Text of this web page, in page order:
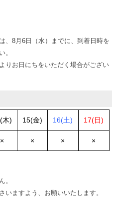
、 8月 6日（水 ）までに、到着日時を
。
りお日にちをいただく場合がござい
木) 15(金) 16(土) 17(日)
× × × ×
。
いますよう、お願いいたします。